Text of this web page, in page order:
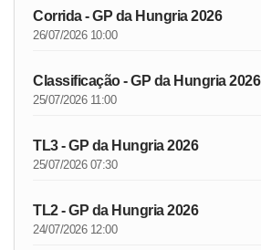
Corrida - GP da Hungria 2026
26/07/2026 10:00
Classificação - GP da Hungria 2026
25/07/2026 11:00
TL3 - GP da Hungria 2026
25/07/2026 07:30
TL2 - GP da Hungria 2026
24/07/2026 12:00